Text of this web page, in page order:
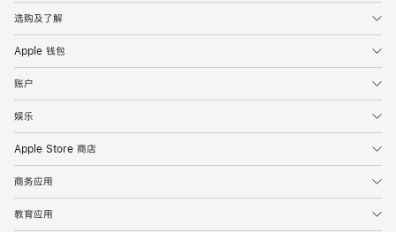
选购及了解
Apple 钱包
账户
娱乐
Apple Store 商店
商务应用
教育应用